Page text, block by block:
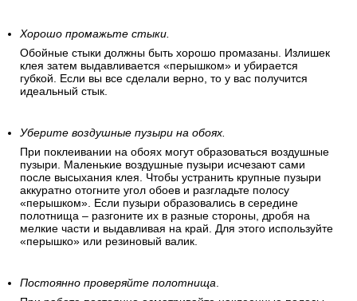
Хорошо промажьте стыки.
Обойные стыки должны быть хорошо промазаны. Излишек
клея затем выдавливается «перышком» и убирается
губкой. Если вы все сделали верно, то у вас получится
идеальный стык.
Уберите воздушные пузыри на обоях.
При поклеивании на обоях могут образоваться воздушные
пузыри. Маленькие воздушные пузыри исчезают сами
после высыхания клея. Чтобы устранить крупные пузыри
аккуратно отогните угол обоев и разгладьте полосу
«перышком». Если пузыри образовались в середине
полотнища – разгоните их в разные стороны, дробя на
мелкие части и выдавливая на край. Для этого используйте
«перышко» или резиновый валик.
Постоянно проверяйте полотнища.